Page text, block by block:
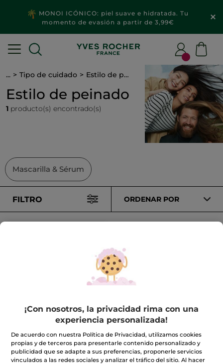
MONOI ICÓNICO: piel suave e hidratada. Tu
momento de evasión a partir de 3,99€
... Tipo de cuidado Estilo de peinado
Estilo de peinado
1 producto(s) encontrado(s)
Mascarilla & Sérum
FILTRO ORDENAR POR
Reparador - Revive &
9,99€ 11,99€
¡Con nosotros, la privacidad rima con una
experiencia personalizada!
De acuerdo con nuestra Política de Privacidad, utilizamos cookies
propias y de terceros para presentarle contenido personalizado y
publicidad que se adapte a sus preferencias, proponerle servicios
vinculados a las redes sociales y analizar el tráfico del sitio. Al hacer